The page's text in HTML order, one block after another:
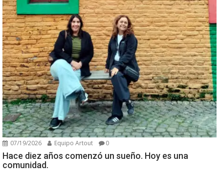
07/19/2026 Equipo Artout 0
Hace diez años comenzó un sueño. Hoy es una
comunidad.